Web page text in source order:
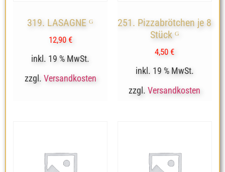
319. LASAGNE ᴳ
12,90 €
inkl. 19 % MwSt.
zzgl. Versandkosten
251. Pizzabrötchen je 8
Stück ᴳ
4,50€
inkl. 19 % MwSt.
zzgl.Versandkosten